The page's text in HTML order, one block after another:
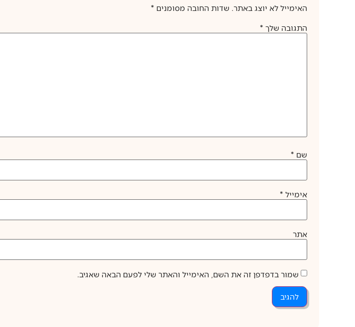
האימייל לא יוצג באתר. שדות החובה מסומנים *
התגובה שלך *
שם *
אימייל *
אתר
שמור בדפדפן זה את השם, האימייל והאתר שלי לפעם הבאה שאגיב.